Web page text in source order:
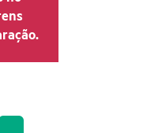
em relação
ao preço
indicativo
por
reserva o
que